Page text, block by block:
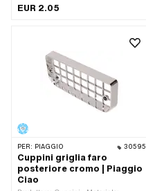
4 mm · Guida: Incavo trasversale ·
mm · Lunghezza della filettatura: 40
mm · Numero di componenti: 1 Stk
EUR 2.05
PER: PIAGGIO 30595
Cuppini griglia faro
posteriore cromo | Piaggio
Ciao